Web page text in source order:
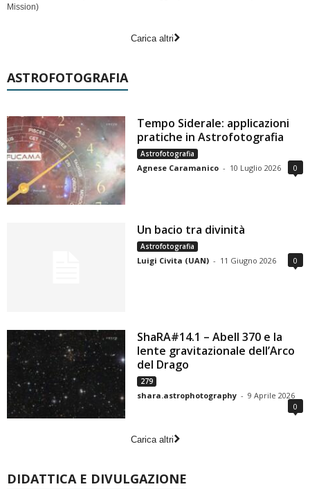
Mission)
Carica altri
ASTROFOTOGRAFIA
Tempo Siderale: applicazioni
pratiche in Astrofotografia
Astrofotografia
Agnese Caramanico - 10 Luglio 2026 0
Un bacio tra divinità
Astrofotografia
Luigi Civita (UAN) - 11 Giugno 2026 0
ShaRA#14.1 – Abell 370 e la
lente gravitazionale dell’Arco
del Drago
279
shara.astrophotography - 9 Aprile 2026
0
Carica altri
DIDATTICA E DIVULGAZIONE